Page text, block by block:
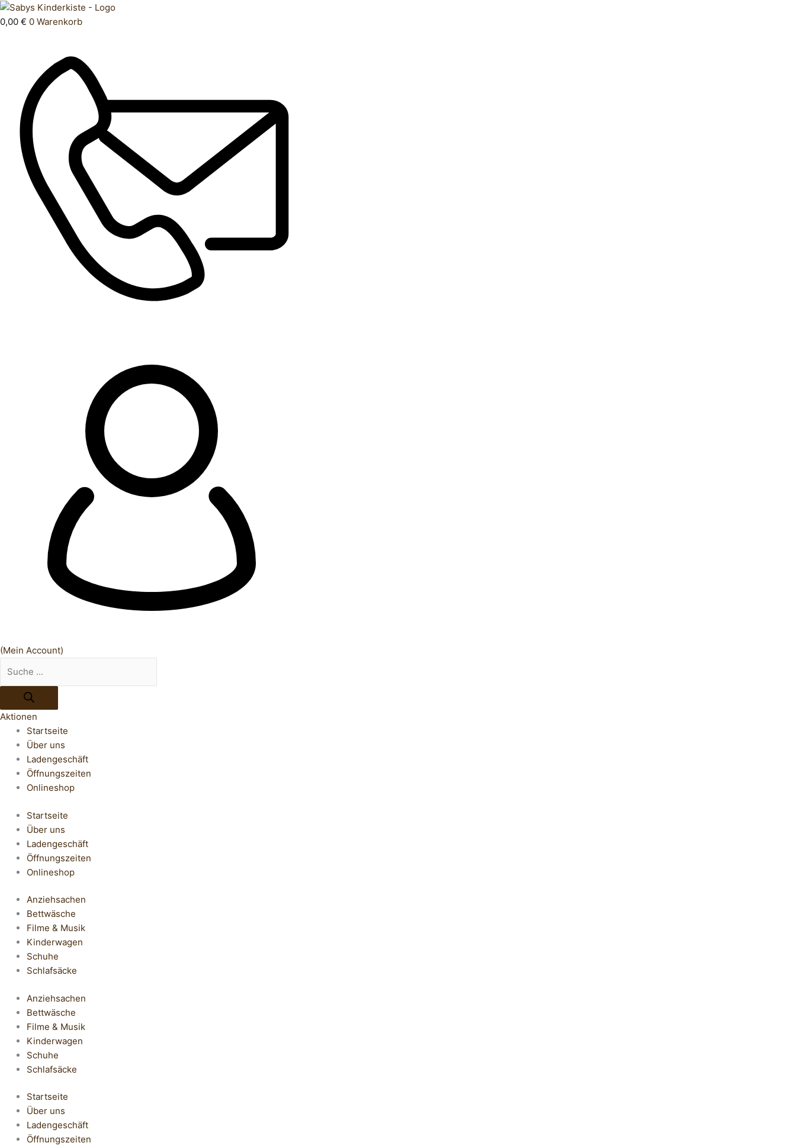
Zum
Inhalt
0,00 € 0 Warenkorb
(Mein Account)
Products
search
Aktionen
Startseite
Über uns
Ladengeschäft
Öffnungszeiten
Onlineshop
Startseite
Über uns
Ladengeschäft
Öffnungszeiten
Onlineshop
Anziehsachen
Bettwäsche
Filme & Musik
Kinderwagen
Schuhe
Schlafsäcke
Anziehsachen
Bettwäsche
Filme & Musik
Kinderwagen
Schuhe
Schlafsäcke
Startseite
Über uns
Ladengeschäft
Öffnungszeiten
Oberteil
146